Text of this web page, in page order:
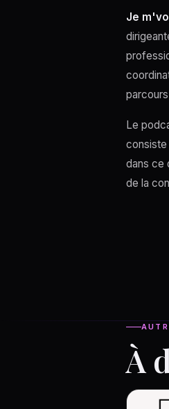
Je
Le
consiste
dans ce
de la
À